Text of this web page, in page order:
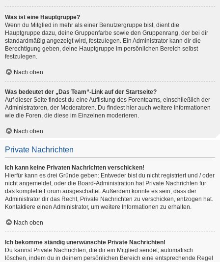
Was ist eine Hauptgruppe?
Wenn du Mitglied in mehr als einer Benutzergruppe bist, dient die
Hauptgruppe dazu, deine Gruppenfarbe sowie den Gruppenrang, der bei dir
standardmäßig angezeigt wird, festzulegen. Ein Administrator kann dir die
Berechtigung geben, deine Hauptgruppe im persönlichen Bereich selbst
festzulegen.
Nach oben
Was bedeutet der „Das Team“-Link auf der Startseite?
Auf dieser Seite findest du eine Auflistung des Forenteams, einschließlich der
Administratoren, der Moderatoren. Du findest hier auch weitere Informationen
wie die Foren, die diese im Einzelnen moderieren.
Nach oben
Private Nachrichten
Ich kann keine Privaten Nachrichten verschicken!
Hierfür kann es drei Gründe geben: Entweder bist du nicht registriert und / oder
nicht angemeldet, oder die Board-Administration hat Private Nachrichten für
das komplette Forum ausgeschaltet. Außerdem könnte es sein, dass der
Administrator dir das Recht, Private Nachrichten zu verschicken, entzogen hat.
Kontaktiere einen Administrator, um weitere Informationen zu erhalten.
Nach oben
Ich bekomme ständig unerwünschte Private Nachrichten!
Du kannst Private Nachrichten, die dir ein Mitglied sendet, automatisch
löschen, indem du in deinem persönlichen Bereich eine entsprechende Regel